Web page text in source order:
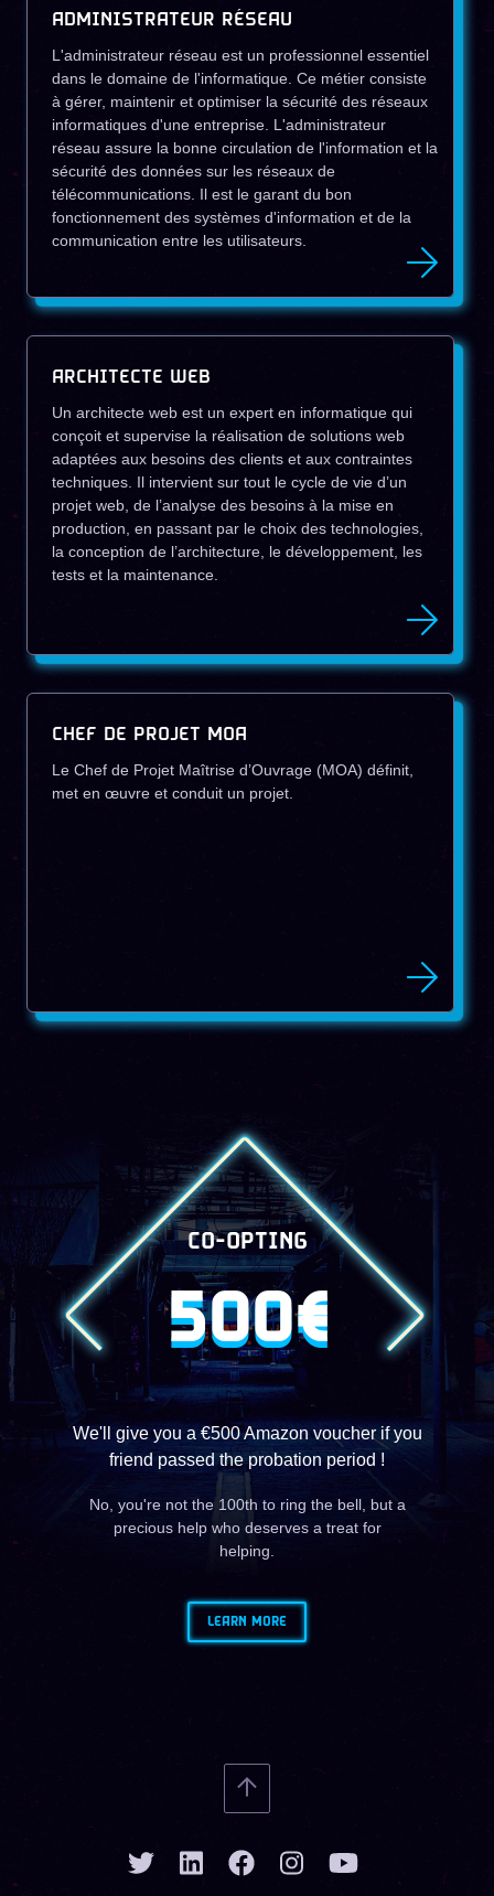
ADMINISTRATEUR RÉSEAU
L'administrateur réseau est un professionnel essentiel
dans le domaine de l'informatique. Ce métier consiste
à gérer, maintenir et optimiser la sécurité des réseaux
informatiques d'une entreprise. L'administrateur
réseau assure la bonne circulation de l'information et la
sécurité des données sur les réseaux de
télécommunications. Il est le garant du bon
fonctionnement des systèmes d'information et de la
communication entre les utilisateurs.
ARCHITECTE WEB
Un architecte web est un expert en informatique qui
conçoit et supervise la réalisation de solutions web
adaptées aux besoins des clients et aux contraintes
techniques. Il intervient sur tout le cycle de vie d’un
projet web, de l’analyse des besoins à la mise en
production, en passant par le choix des technologies,
la conception de l’architecture, le développement, les
tests et la maintenance.
CHEF DE PROJET MOA
Le Chef de Projet Maîtrise d’Ouvrage (MOA) définit,
met en œuvre et conduit un projet.
CO-OPTING
500€
We'll give you a €500 Amazon voucher if you
friend passed the probation period !
No, you're not the 100th to ring the bell, but a
precious help who deserves a treat for
helping.
LEARN MORE